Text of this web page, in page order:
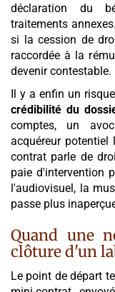
déclaration du
traitements
si la cession de
raccordée à la
devenir contestable.
Il y a enfin un
crédibilité du
comptes, un
acquéreur potentiel
contrat parle de
paie d'intervention
l'audiovisuel, la
passe plus
Quand une
clôture d'un
Le point de départ